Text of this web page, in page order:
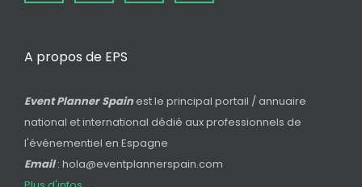
A propos de EPS
Event Planner Spain est le principal portail / annuaire
national et international dédié aux professionnels de
l'événementiel en Espagne
Email: hola@eventplannerspain.com